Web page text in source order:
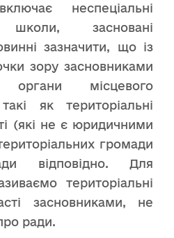
неспеціальні
школи, засновані
зазначити, що із
зору засновниками
місцевого
як територіальні
(які не є юридичними
громади
відповідно. Для
територіальні
засновниками, не
ради.